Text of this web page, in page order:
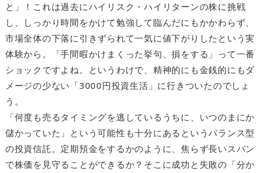
と」！これは過去にハイリスク・ハイリターンの株に挑戦
し、しっかり時間をかけて勉強して臨んだにもかかわらず、
市場全体の下落に引きずられて一気に値下がりしたという実
体験から。「手間暇かけまくった挙句、損をする」って一番
ショックですよね。というわけで、精神的にも金銭的にもダ
メージの少ない「3000円投資生活」に行きついたのでしょ
う。
「何度も売るタイミングを逃しているうちに、いつのまにか
儲かっていた」という可能性も十分にあるというバランス型
の投資信託。定期預金をするかのように、焦らず長いスパン
で株価を見守ることができるか？そこに成功と失敗の「分か